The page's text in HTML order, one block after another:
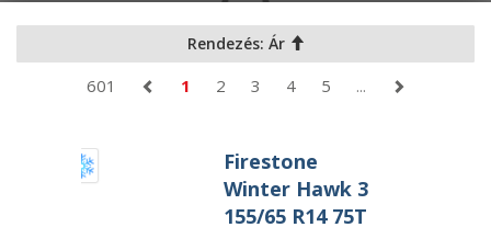
Rendezés: Ár
601 1 2 3 4 5 ...
Firestone
Winter Hawk 3
155/65 R14 75T